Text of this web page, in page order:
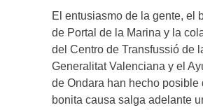
El entusiasmo de la gente, el
de Portal de la Marina y la
del Centro de Transfussió de
Generalitat Valenciana y el
de Ondara han hecho posible
bonita causa salga adelante